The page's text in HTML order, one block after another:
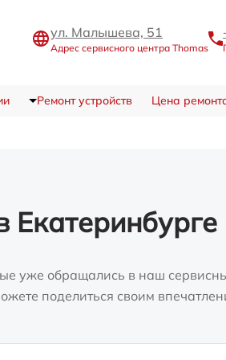
ул. Малышева, 51
Адрес сервисного центра Thomas
Ремонт устройств Цена
Екатеринбурге
уже обращались в наш
поделиться своим